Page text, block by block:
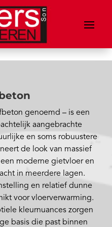
genoemd – is een
aangebrachte
en soms robuustere
de look van massief
moderne gietvloer en
in meerdere lagen.
en relatief dunne
voor vloerverwarming.
kleurnuances zorgen
basis die past binnen